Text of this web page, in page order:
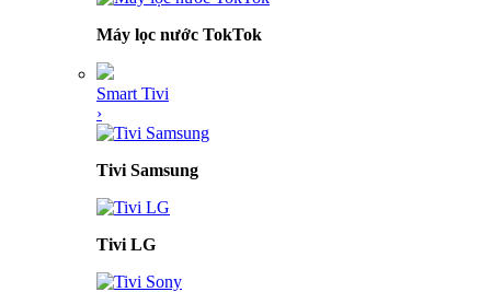
Máy lọc nước TokTok
Smart Tivi
›
Tivi Samsung
Tivi LG